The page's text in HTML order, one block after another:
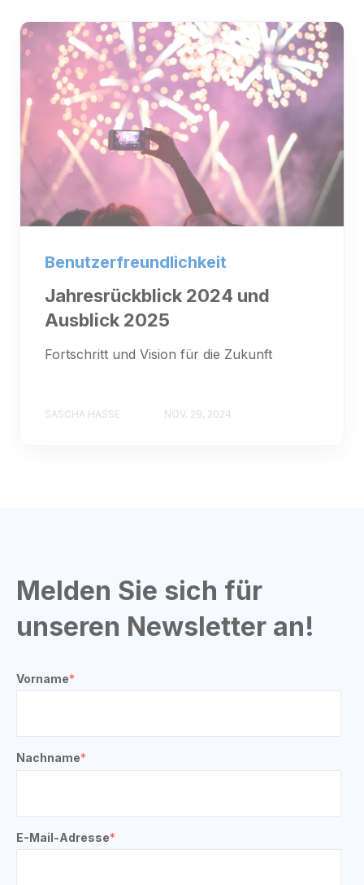
Benutzerfreundlichkeit
Jahresrückblick 2024 und
Ausblick 2025
Fortschritt und Vision für die Zukunft
SASCHA HASSE NOV. 29, 2024
Melden Sie sich für
unseren Newsletter an!
Vorname*
Nachname*
E-Mail-Adresse*